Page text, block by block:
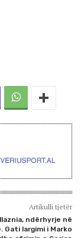
Artikulli tjetër
ndërhyrje në
Gati largimi i Marko